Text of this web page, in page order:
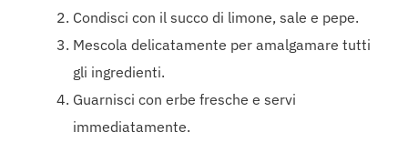
Condisci con il succo di limone, sale e pepe.
Mescola delicatamente per amalgamare tutti
gli ingredienti.
Guarnisci con erbe fresche e servi
immediatamente.